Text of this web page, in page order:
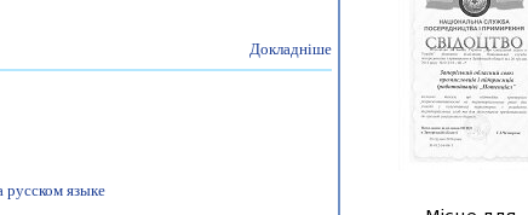
Докладніше
русском языке